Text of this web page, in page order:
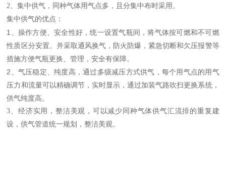
2、集中供气，同种气体用气点多，且分集中布时采用。
集中供气的优点：
1、操作方便、安全性好，统一设置气瓶间，将气体按可燃和不可燃
性质区分安置。并采取通风换气，防火防爆，紧急切断和欠压报警等
措施方便气瓶更换、管理，安全有保障。
2、气压稳定、纯度高，通过多级减压方式供气，每个用气点的用气
压力和流量可以精确调节，实时显示，通过加装气路吹扫更换系统，
供气纯度高。
3、经济实用，整洁美观，可以减少同种气体供气汇流排的重复建
设，供气管道统一规划，整洁美观。